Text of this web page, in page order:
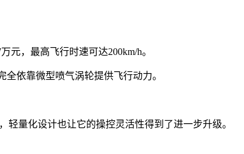
，最高飞行时速可达200km/h。
依靠微型喷气涡轮提供飞行动力。
量化设计也让它的操控灵活性得到了进一步升级。